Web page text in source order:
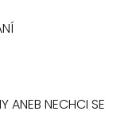
ANEB NECHCI SE